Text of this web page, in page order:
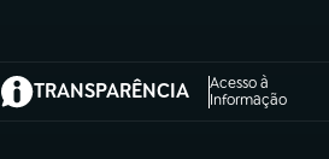
TRANSPARÊNCIA
Acesso à
Informação
(abre em nova aba)